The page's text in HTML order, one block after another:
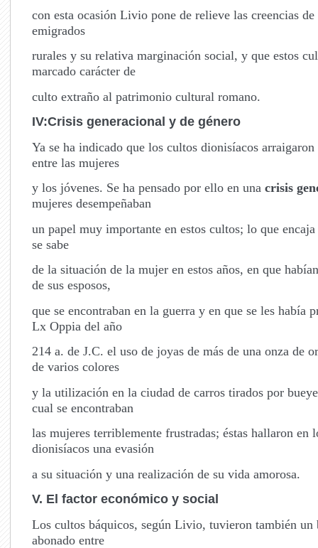
con esta ocasión Livio pone de relieve las creencias de
emigrados
rurales y su relativa marginación social, y que estos
marcado carácter de
culto extraño al patrimonio cultural romano.
IV:Crisis generacional y de género
Ya se ha indicado que los cultos dionisíacos
entre las mujeres
y los jóvenes. Se ha pensado por ello en una crisis
mujeres desempeñaban
un papel muy importante en estos cultos; lo que
se sabe
de la situación de la mujer en estos años, en que
de sus esposos,
que se encontraban en la guerra y en que se les había
Lx Oppia del año
214 a. de J.C. el uso de joyas de más de una onza de
de varios colores
y la utilización en la ciudad de carros tirados por
cual se encontraban
las mujeres terriblemente frustradas; éstas hallaron en
dionisíacos una evasión
a su situación y una realización de su vida amorosa.
V. El factor económico y social
Los cultos báquicos, según Livio, tuvieron también un
abonado entre